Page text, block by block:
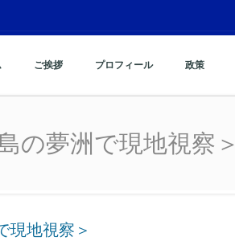
ご挨拶 プロフィール 政策
の夢洲で現地視察＞
現地視察＞